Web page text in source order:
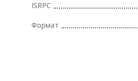
ISRPC
Формат